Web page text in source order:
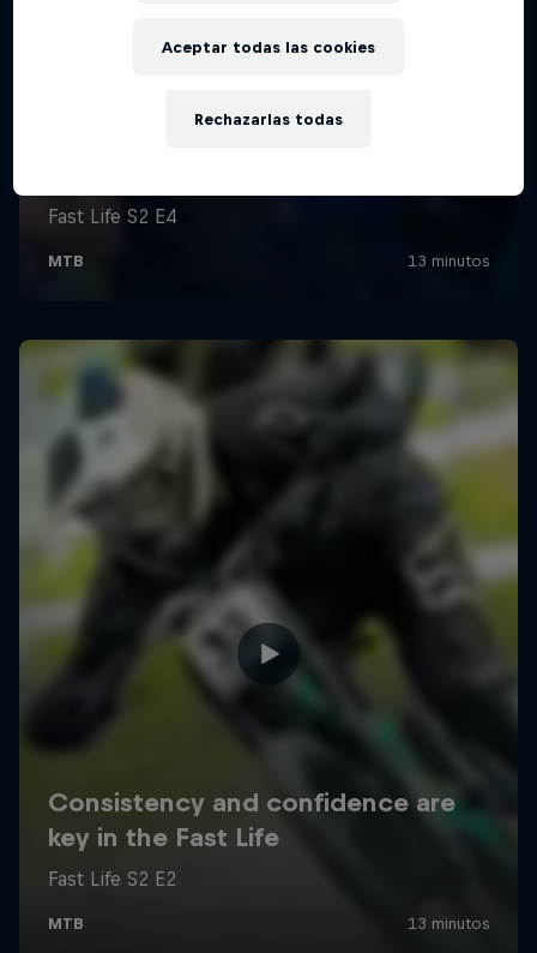
Rechazarlas todas
Aceptar todas las cookies